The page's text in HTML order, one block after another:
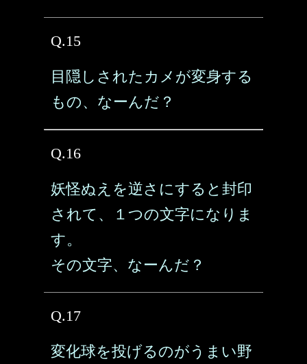
Q.15
目隠しされたカメが変身する
もの、なーんだ？
Q.16
妖怪ぬえを逆さにすると封印
されて、１つの文字になりま
す。
その文字、なーんだ？
Q.17
変化球を投げるのがうまい野